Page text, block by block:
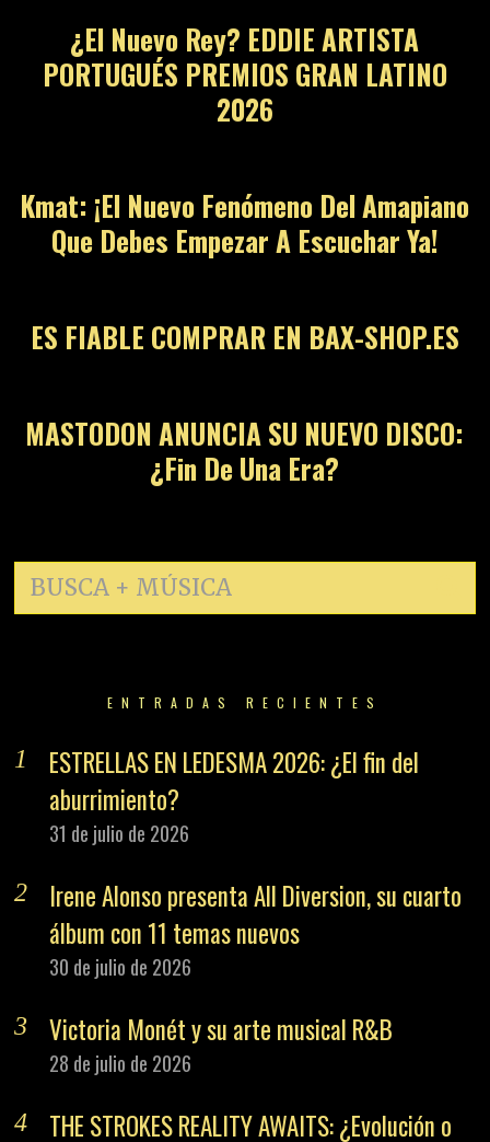
¿El Nuevo Rey? EDDIE ARTISTA
PORTUGUÉS PREMIOS GRAN LATINO
2026
Kmat: ¡El Nuevo Fenómeno Del Amapiano
Que Debes Empezar A Escuchar Ya!
13
ES FIABLE COMPRAR EN BAX-SHOP.ES
14
MASTODON ANUNCIA SU NUEVO DISCO:
¿Fin De Una Era?
ENTRADAS RECIENTES
ESTRELLAS EN LEDESMA 2026: ¿El fin del
aburrimiento?
31 de julio de 2026
Irene Alonso presenta All Diversion, su cuarto
álbum con 11 temas nuevos
30 de julio de 2026
Victoria Monét y su arte musical R&B
28 de julio de 2026
THE STROKES REALITY AWAITS: ¿Evolución o